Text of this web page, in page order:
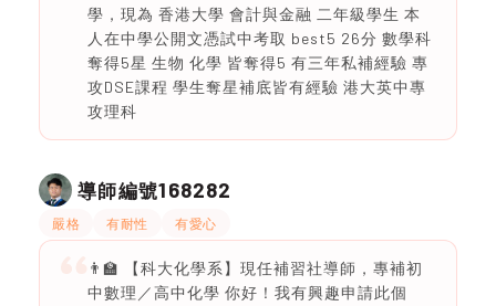
學，現為 香港大學 會計與金融 二年級學生 本
人在中學公開文憑試中考取 best5 26分 數學科
奪得5星 生物 化學 皆奪得5 有三年私補經驗 專
攻DSE課程 學生奪星補底皆有經驗 港大英中專
攻理科
導師編號168282
嚴格 有耐性 有愛心
👨‍🏫 【科大化學系】現任補習社導師，專補初
中數理／高中化學 你好！我有興趣申請此個